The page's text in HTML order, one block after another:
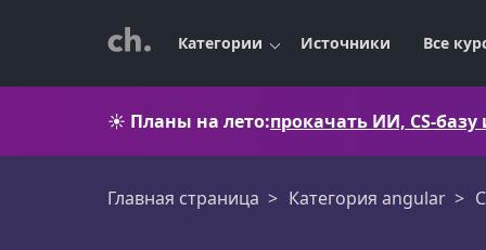
Категории Источники Все
☀️ Планы на лето:прокачать ИИ, CS-
Главная страница Категория angular